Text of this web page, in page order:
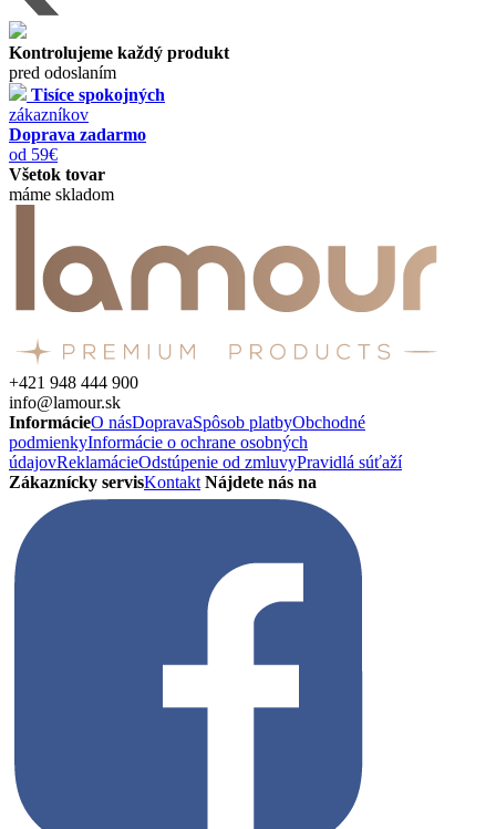
Kontrolujeme každý produkt
pred odoslaním
Tisíce spokojných
zákazníkov
Doprava zadarmo
od 59€
Všetok tovar
máme skladom
+421 948 444 900
info@lamour.sk
InformácieO násDopravaSpôsob platbyObchodné
podmienkyInformácie o ochrane osobných
údajovReklamácieOdstúpenie od zmluvyPravidlá súťaží
Zákaznícky servisKontakt Nájdete nás na